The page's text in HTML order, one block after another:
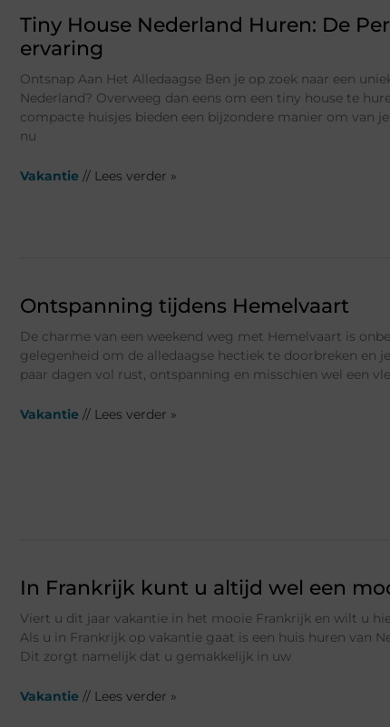
Tiny House Nederland Huren: De
ervaring
Ontsnap Aan Het Alledaagse Ben je op zoek naar een
Nederland? Overweeg dan eens om een tiny house te
compacte huisjes bieden een bijzondere manier om van
nu
Vakantie // Lees verder »
Ontspanning tijdens Hemelvaart
De charme van een weekend weg met Hemelvaart is
gelegenheid om de alledaagse hectiek te doorbreken en
paar dagen vol rust, ontspanning en misschien wel een
Vakantie // Lees verder »
In Frankrijk kunt u altijd wel een
Viert u dit jaar vakantie in het mooie Frankrijk en wilt u
Als u in Frankrijk op vakantie gaat is een huis huren van
Dit zorgt namelijk dat u gemakkelijk in uw
Vakantie // Lees verder »